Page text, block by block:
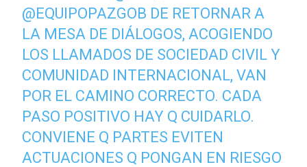
@EQUIPOPAZGOB DE RETORNAR A
LA MESA DE DIÁLOGOS, ACOGIENDO
LOS LLAMADOS DE SOCIEDAD CIVIL Y
COMUNIDAD INTERNACIONAL, VAN
POR EL CAMINO CORRECTO. CADA
PASO POSITIVO HAY Q CUIDARLO.
CONVIENE Q PARTES EVITEN
ACTUACIONES Q PONGAN EN RIESGO